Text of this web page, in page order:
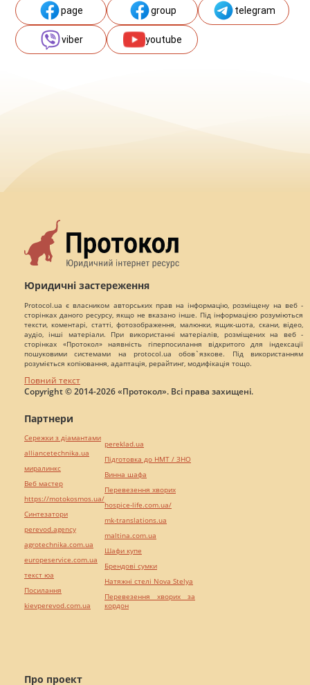
page group telegram
viber youtube
Юридичні застереження
Protocol.ua є власником авторських прав на інформацію, розміщену на веб -
сторінках даного ресурсу, якщо не вказано інше. Під інформацією розуміються
тексти, коментарі, статті, фотозображення, малюнки, ящик-шота, скани, відео,
аудіо, інші матеріали. При використанні матеріалів, розміщених на веб -
сторінках «Протокол» наявність гіперпосилання відкритого для індексації
пошуковими системами на protocol.ua обов`язкове. Під використанням
розуміється копіювання, адаптація, рерайтинг, модифікація тощо.
Повний текст
Copyright © 2014-2026 «Протокол». Всі права захищені.
Про проект
Партнери
Сережки з діамантами
alliancetechnika.ua
миралинкс
Веб мастер
https://motokosmos.ua/
Синтезатори
perevod.agency
agrotechnika.com.ua
europeservice.com.ua
текст юа
Посилання
kievperevod.com.ua
pereklad.ua
Підготовка до НМТ / ЗНО
Винна шафа
Перевезення хворих
hospice-life.com.ua/
mk-translations.ua
maltina.com.ua
Шафи купе
Брендові сумки
Натяжні стелі Nova Stelya
Перевезення хворих за
кордон